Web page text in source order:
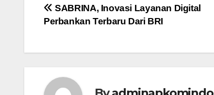
Post
SABRINA, Inovasi Layanan Digital
Perbankan Terbaru Dari BRI